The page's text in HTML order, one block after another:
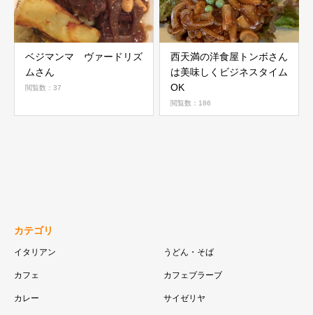
ベジマンマ ヴァードリズ
ムさん
閲覧数：37
西天満の洋食屋トンボさん
は美味しくビジネスタイム
OK
閲覧数：186
カテゴリ
イタリアン うどん・そば
カフェ カフェブラーブ
カレー サイゼリヤ